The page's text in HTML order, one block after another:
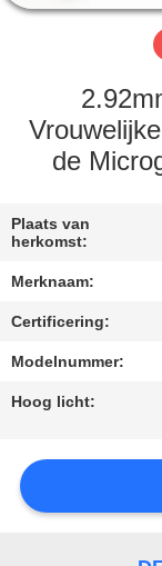
VERZOEK
OM EEN
CITAAT
VR
SHOW
de
Plaats van
herkomst:
Merknaam:
Certificering:
Modelnummer:
Hoog licht: